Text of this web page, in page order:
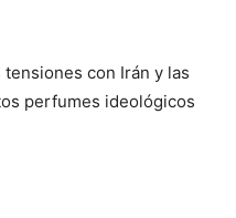
con Irán y las
perfumes ideológicos